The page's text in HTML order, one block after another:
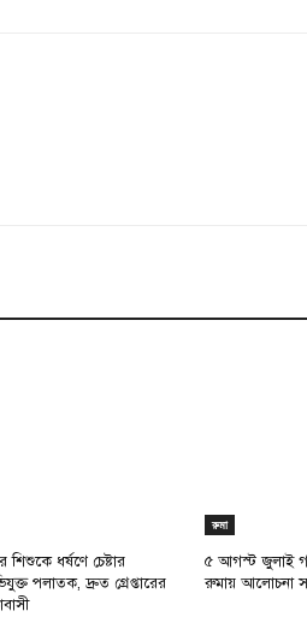
ধর্ষণে চেষ্টার
পলাতক, দ্রুত গ্রেপ্তারের
রুমা
৫ আগস্ট জুলাই
রুমায় আলোচনা